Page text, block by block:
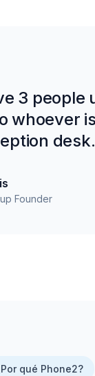
3 people
whoever
Founder
qué Phone2?